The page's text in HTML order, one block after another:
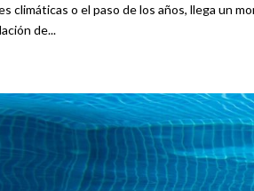
climáticas o el paso de los años, llega un
de...